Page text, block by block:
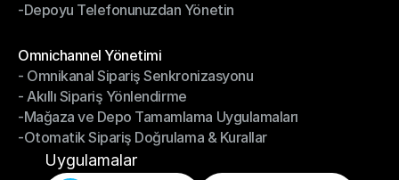
-Stoklarınızı Kontrol Altında Tutun
-Depoyu Telefonunuzdan Yönetin
Omnichannel Yönetimi
Omnichannel Yönetimi
- Omnikanal Sipariş Senkronizasyonu
- Omnikanal Sipariş Senkronizasyonu
- Akıllı Sipariş Yönlendirme
- Akıllı Sipariş Yönlendirme
-Mağaza ve Depo Tamamlama Uygulamaları
-Mağaza ve Depo Tamamlama Uygulamaları
-Otomatik Sipariş Doğrulama & Kurallar
-Otomatik Sipariş Doğrulama & Kurallar
Uygulamalar